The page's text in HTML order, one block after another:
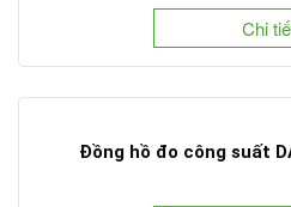
Chi
Đồng hồ đo công suất